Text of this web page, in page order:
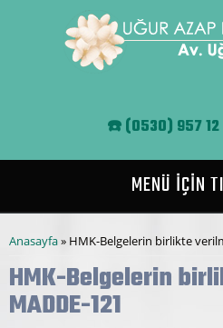
☎️(0530) 957
MENÜ İÇİN
Buradasınız
Anasayfa» HMK-Belgelerin birlikte
HMK-Belgelerin
MADDE-121